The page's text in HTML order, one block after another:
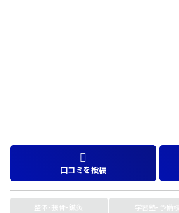
口コミを投稿
整体・接骨・鍼灸 学習塾・予備校